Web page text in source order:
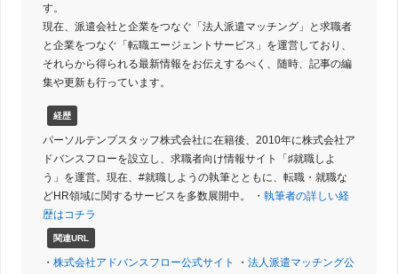
す。
現在、派遣会社と企業をつなぐ「法人派遣マッチング」と求職者
と企業をつなぐ「転職エージェントサービス」を運営しており、
それらから得られる最新情報をお伝えするべく、随時、記事の編
集や更新も行っています。
経歴
パーソルテンプスタッフ株式会社に在籍後、2010年に株式会社ア
ドバンスフローを設立し、求職者向け情報サイト「♯就職しよ
う」を運営。現在、#就職しようの執筆とともに、転職・就職な
どHR領域に関するサービスを多数展開中。 ・ 執筆者の詳しい経
歴はコチラ
関連URL
・ 株式会社アドバンスフロー公式サイト ・ 法人派遣マッチング公